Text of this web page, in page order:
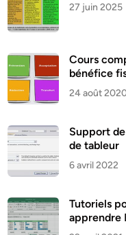
27 juin 2025
Cours
bénéfice
24 août
Support
de tableur
6 avril 2022
Tutoriels
apprendre